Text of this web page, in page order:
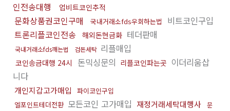
인전송대행
업비트코인추적
문화상품권코인구매 국내거래소fds우회하는법
비트코인구입
트론리플코인전송
해외돈현금화 테더판매
국내거래소fds깨는법 검돈세탁 리플매입
코인송금대행 24시 돈믹싱문의 리플코인파는곳 이더리움삽
니다
개인지갑고가매입
파이코인구입
엘포인트테더전환 모든코인 고가매입 재정거래세탁대행사
문